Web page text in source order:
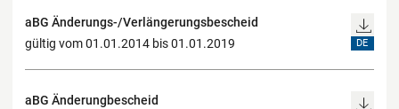
aBG Änderungs-/Verlängerungsbescheid
gültig vom 01.01.2014 bis 01.01.2019
DE
aBG Änderungbescheid